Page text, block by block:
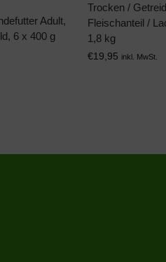
Adult,
6 x 400 g
Trocken /
Fleischanteil /
1,8 kg
€19,95 inkl. MwSt.